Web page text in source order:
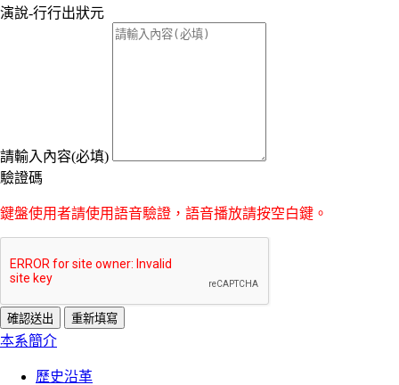
演說-行行出狀元
請輸入內容(必填)
驗證碼
鍵盤使用者請使用語音驗證，語音播放請按空白鍵。
:::
本系簡介
歷史沿革